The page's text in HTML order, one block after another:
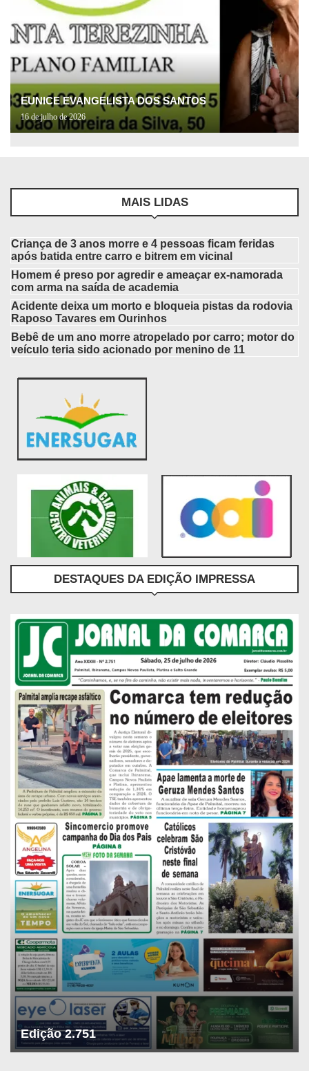
EUNICE EVANGELISTA DOS SANTOS
16 de julho de 2026
MAIS LIDAS
Criança de 3 anos morre e 4 pessoas ficam feridas
após batida entre carro e bitrem em vicinal
Homem é preso por agredir e ameaçar ex-namorada
com arma na saída de academia
Acidente deixa um morto e bloqueia pistas da rodovia
Raposo Tavares em Ourinhos
Bebê de um ano morre atropelado por carro; motor do
veículo teria sido acionado por menino de 11
DESTAQUES DA EDIÇÃO IMPRESSA
Edição 2.751